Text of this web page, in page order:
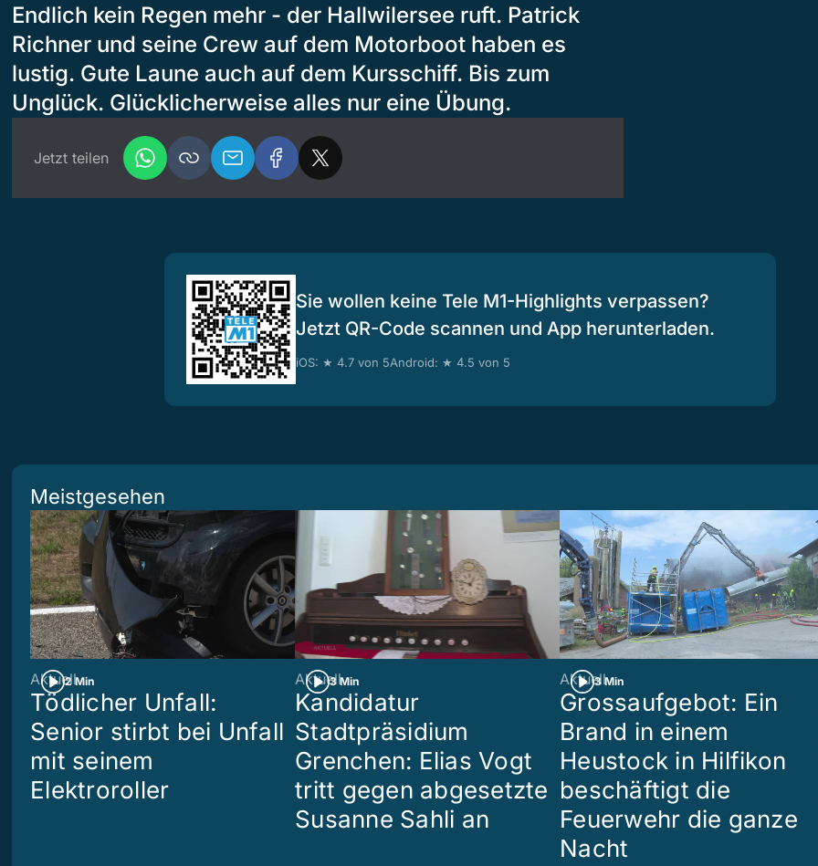
Endlich kein Regen mehr - der Hallwilersee ruft. Patrick
Richner und seine Crew auf dem Motorboot haben es
lustig. Gute Laune auch auf dem Kursschiff. Bis zum
Unglück. Glücklicherweise alles nur eine Übung.
Jetzt teilen
Sie wollen keine Tele M1-Highlights verpassen?
Jetzt QR-Code scannen und App herunterladen.
iOS: ★ 4.7 von 5Android: ★ 4.5 von 5
Meistgesehen
2 Min
Aktuell
Tödlicher Unfall:
Senior stirbt bei Unfall
mit seinem
Elektroroller
3 Min
Aktuell
Kandidatur
Stadtpräsidium
Grenchen: Elias Vogt
tritt gegen abgesetzte
Susanne Sahli an
3 Min
Aktuell
Grossaufgebot: Ein
Brand in einem
Heustock in Hilfikon
beschäftigt die
Feuerwehr die ganze
Nacht